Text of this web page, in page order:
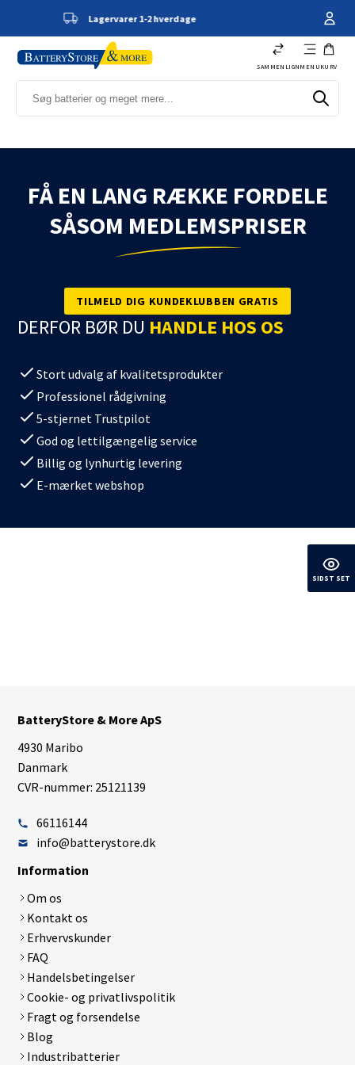
Kundeservice - 66
SAMMENLIGN MENU KURV
FÅ EN LANG RÆKKE FORDELE
SÅSOM MEDLEMSPRISER
TILMELD DIG KUNDEKLUBBEN GRATIS
DERFOR BØR DU HANDLE HOS OS
Stort udvalg af kvalitetsprodukter
Professionel rådgivning
5-stjernet Trustpilot
God og lettilgængelig service
Billig og lynhurtig levering
E-mærket webshop
BatteryStore & More ApS
4930 Maribo
Danmark
CVR-nummer: 25121139
66116144
info@batterystore.dk
Information
Om os
Kontakt os
Erhvervskunder
FAQ
Handelsbetingelser
Cookie- og privatlivspolitik
Fragt og forsendelse
Blog
Industribatterier
SIDST SET